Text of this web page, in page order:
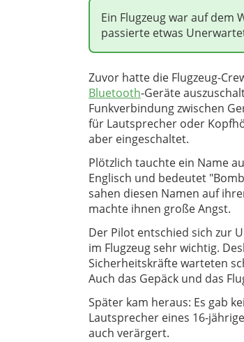
Ein Flugzeug war auf dem
passierte etwas
Zuvor hatte die Flugzeug-
Bluetooth-Geräte
Funkverbindung zwischen
für Lautsprecher oder
aber eingeschaltet.
Plötzlich tauchte ein Name
Englisch und bedeutet
sahen diesen Namen auf
machte ihnen große Angst.
Der Pilot entschied sich zur
im Flugzeug sehr wichtig.
Sicherheitskräfte warteten
Auch das Gepäck und das
Später kam heraus: Es gab
Lautsprecher eines 16-
auch verärgert.